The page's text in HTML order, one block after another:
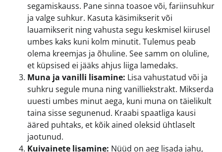
segamiskauss. Pane sinna toasoe või, fariinsuhkur
ja valge suhkur. Kasuta käsimikserit või
lauamikserit ning vahusta segu keskmisel kiirusel
umbes kaks kuni kolm minutit. Tulemus peab
olema kreemjas ja õhuline. See samm on oluline,
et küpsised ei jääks ahjus liiga lamedaks.
Muna ja vanilli lisamine: Lisa vahustatud või ja
suhkru segule muna ning vanilliekstrakt. Mikserda
uuesti umbes minut aega, kuni muna on täielikult
taina sisse segunenud. Kraabi spaatliga kausi
ääred puhtaks, et kõik ained oleksid ühtlaselt
jaotunud.
Kuivainete lisamine: Nüüd on aeg lisada jahu,